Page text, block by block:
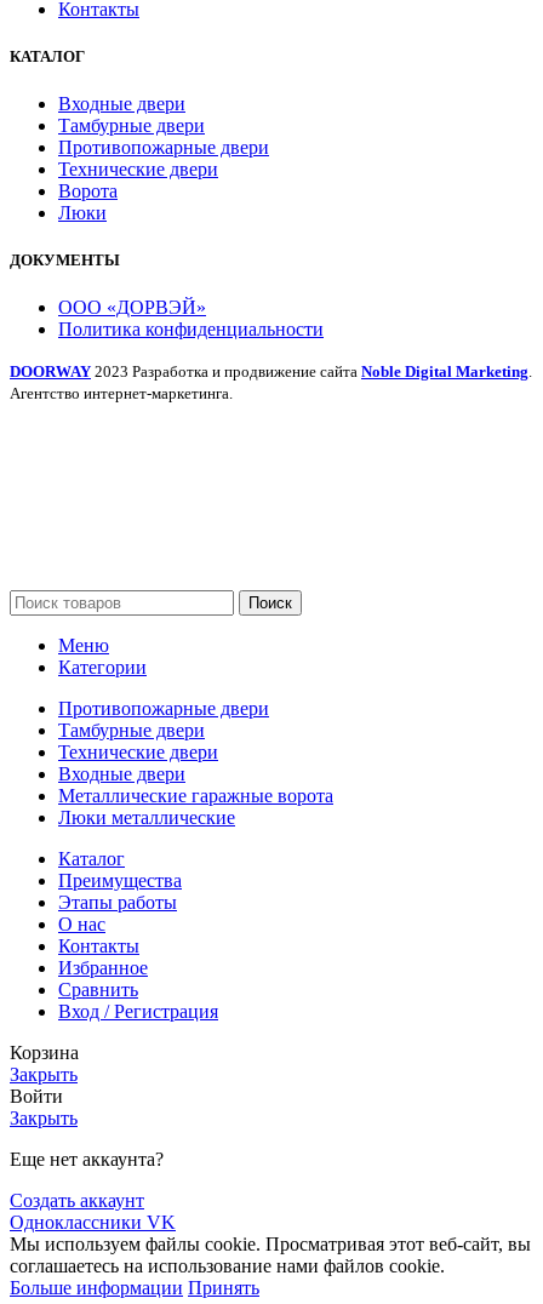
Контакты
КАТАЛОГ
Входные двери
Тамбурные двери
Противопожарные двери
Технические двери
Ворота
Люки
ДОКУМЕНТЫ
ООО «ДОРВЭЙ»
Политика конфиденциальности
DOORWAY 2023 Разработка и продвижение сайта Noble Digital Marketing.
Агентство интернет-маркетинга.
Поиск
Меню
Категории
Противопожарные двери
Тамбурные двери
Технические двери
Входные двери
Металлические гаражные ворота
Люки металлические
Каталог
Преимущества
Этапы работы
О нас
Контакты
Избранное
Сравнить
Вход / Регистрация
Корзина
Закрыть
Войти
Закрыть
Еще нет аккаунта?
Создать аккаунт
Одноклассники VK
Мы используем файлы cookie. Просматривая этот веб-сайт, вы
соглашаетесь на использование нами файлов cookie.
Больше информации Принять